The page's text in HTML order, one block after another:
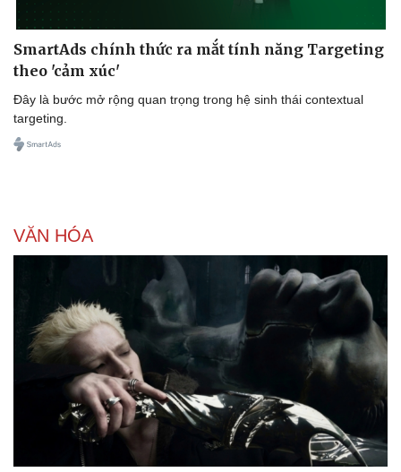
Thông tin doanh nghiệp
Doanh nghiệp 24h
Doanh nhân
Sành điệu
SmartAds chính thức ra mắt tính năng Targeting
theo 'cảm xúc'
Đây là bước mở rộng quan trọng trong hệ sinh thái contextual
targeting.
VĂN HÓA